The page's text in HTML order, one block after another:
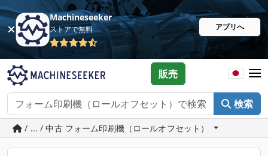
Machineseeker
ストアで無料 アプリへ
検索
販売
/ ... / 中古 フォーム印刷機（ロールオフセット）